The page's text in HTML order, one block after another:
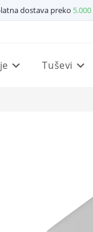
dostava preko 5.000
Tuševi